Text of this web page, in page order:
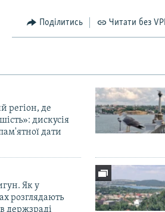
Поділитись Читати без
регіон, де
дискусія
дати
Як у
розглядають
держзраді